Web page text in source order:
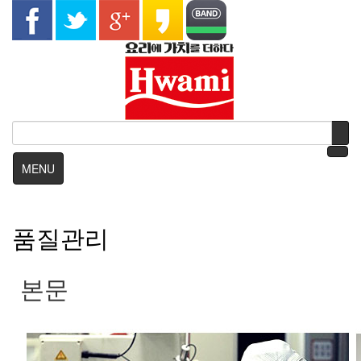
MENU
품질관리
본문